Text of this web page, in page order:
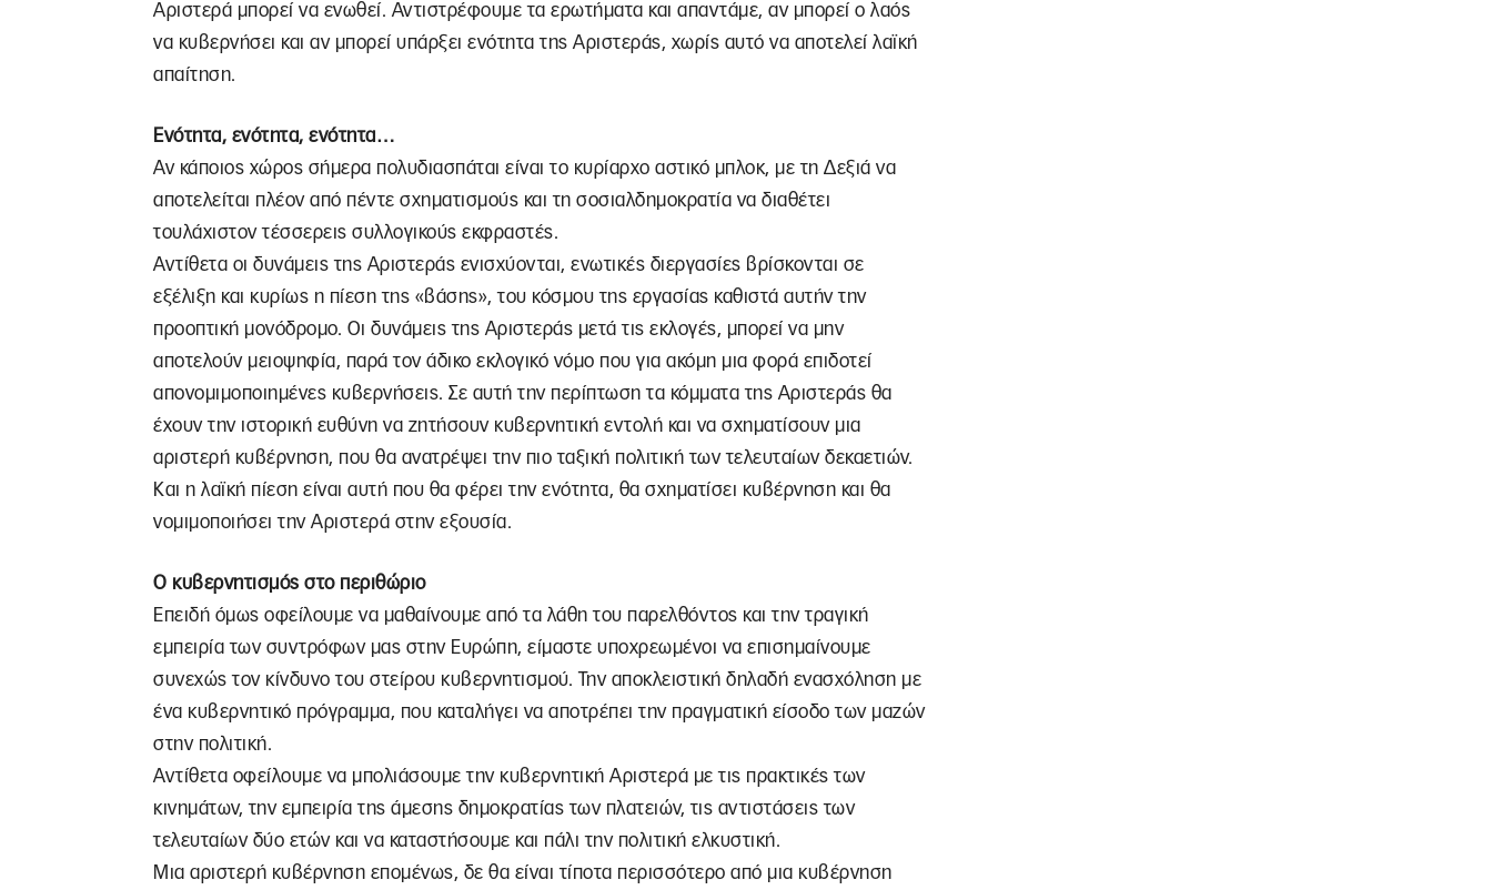
Αριστερά μπορεί να ενωθεί. Αντιστρέφουμε τα ερωτήματα και απαντάμε, αν μπορεί ο λαός
να κυβερνήσει και αν μπορεί υπάρξει ενότητα της Αριστεράς, χωρίς αυτό να αποτελεί λαϊκή
απαίτηση.
Ενότητα, ενότητα, ενότητα…
Αν κάποιος χώρος σήμερα πολυδιασπάται είναι το κυρίαρχο αστικό μπλοκ, με τη Δεξιά να
αποτελείται πλέον από πέντε σχηματισμούς και τη σοσιαλδημοκρατία να διαθέτει
τουλάχιστον τέσσερεις συλλογικούς εκφραστές.
Αντίθετα οι δυνάμεις της Αριστεράς ενισχύονται, ενωτικές διεργασίες βρίσκονται σε
εξέλιξη και κυρίως η πίεση της «βάσης», του κόσμου της εργασίας καθιστά αυτήν την
προοπτική μονόδρομο. Οι δυνάμεις της Αριστεράς μετά τις εκλογές, μπορεί να μην
αποτελούν μειοψηφία, παρά τον άδικο εκλογικό νόμο που για ακόμη μια φορά επιδοτεί
απονομιμοποιημένες κυβερνήσεις. Σε αυτή την περίπτωση τα κόμματα της Αριστεράς θα
έχουν την ιστορική ευθύνη να ζητήσουν κυβερνητική εντολή και να σχηματίσουν μια
αριστερή κυβέρνηση, που θα ανατρέψει την πιο ταξική πολιτική των τελευταίων δεκαετιών.
Και η λαϊκή πίεση είναι αυτή που θα φέρει την ενότητα, θα σχηματίσει κυβέρνηση και θα
νομιμοποιήσει την Αριστερά στην εξουσία.
Ο κυβερνητισμός στο περιθώριο
Επειδή όμως οφείλουμε να μαθαίνουμε από τα λάθη του παρελθόντος και την τραγική
εμπειρία των συντρόφων μας στην Ευρώπη, είμαστε υποχρεωμένοι να επισημαίνουμε
συνεχώς τον κίνδυνο του στείρου κυβερνητισμού. Την αποκλειστική δηλαδή ενασχόληση με
ένα κυβερνητικό πρόγραμμα, που καταλήγει να αποτρέπει την πραγματική είσοδο των μαζών
στην πολιτική.
Αντίθετα οφείλουμε να μπολιάσουμε την κυβερνητική Αριστερά με τις πρακτικές των
κινημάτων, την εμπειρία της άμεσης δημοκρατίας των πλατειών, τις αντιστάσεις των
τελευταίων δύο ετών και να καταστήσουμε και πάλι την πολιτική ελκυστική.
Μια αριστερή κυβέρνηση επομένως, δε θα είναι τίποτα περισσότερο από μια κυβέρνηση